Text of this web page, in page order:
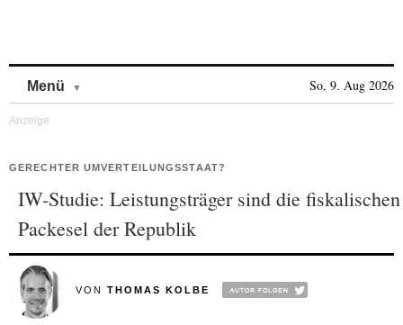
Menü So, 9. Aug 2026
GERECHTER UMVERTEILUNGSSTAAT?
IW-Studie: Leistungsträger sind die fiskalischen
Packesel der Republik
VON THOMAS KOLBE